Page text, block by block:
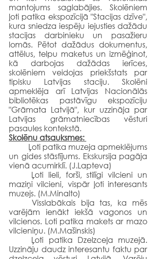
mantojums saglabājies. Skolēniem
ļoti patika ekspozīcijā "Stacijas dzīve",
kura sniedza iespēju iejusties dažādu
stacijas darbinieku un pasažieru
lomās. Pētot dažādus dokumentus,
attēlus, telpu maketus un izmēģinot,
kā darbojas dažādas ierīces,
skolēniem veidojas priekšstats par
tipisku Latvijas staciju. Skolēni
apmeklēja arī Latvijas Nacionālās
bibliotēkas pastāvīgu ekspozīciju
"Grāmata Latvijā", kur uzzināja par
Latvijas grāmatniecības vēsturi
pasaules kontekstā.
Skolēnu atsauksmes:
un gides stāstījums. Ekskursija pagāja
vienā acumirklī. (J.Lapteva)
maziņi vilcieni, vispār ļoti interesants
muzejs. (M.Minalto)
varējām ienākt iekšā vagonos un
vilcienos. Loti patika makets ar mazo
vilcieniņu. (M.Mašinskis)
Uzzināju daudz interesantu faktu par